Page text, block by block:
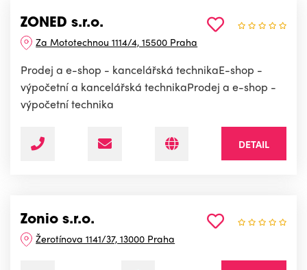
ZONED s.r.o.
Za Mototechnou 1114/4, 15500 Praha
Prodej a e-shop - kancelářská technikaE-shop -
výpočetní a kancelářská technikaProdej a e-shop -
výpočetní technika
DETAIL
Zonio s.r.o.
Žerotínova 1141/37, 13000 Praha